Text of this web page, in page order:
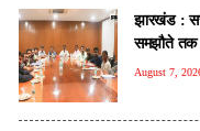
झारखंड :
समझौते तक
August 7,